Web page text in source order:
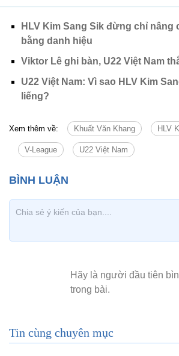
HLV Kim Sang Sik đừng chỉ nâng
bằng danh hiệu
Viktor Lê ghi bàn, U22 Việt Nam
U22 Việt Nam: Vì sao HLV Kim
liếng?
Xem thêm về: Khuất Văn Khang HLV
V-League U22 Việt Nam
Tin cùng chuyên mục